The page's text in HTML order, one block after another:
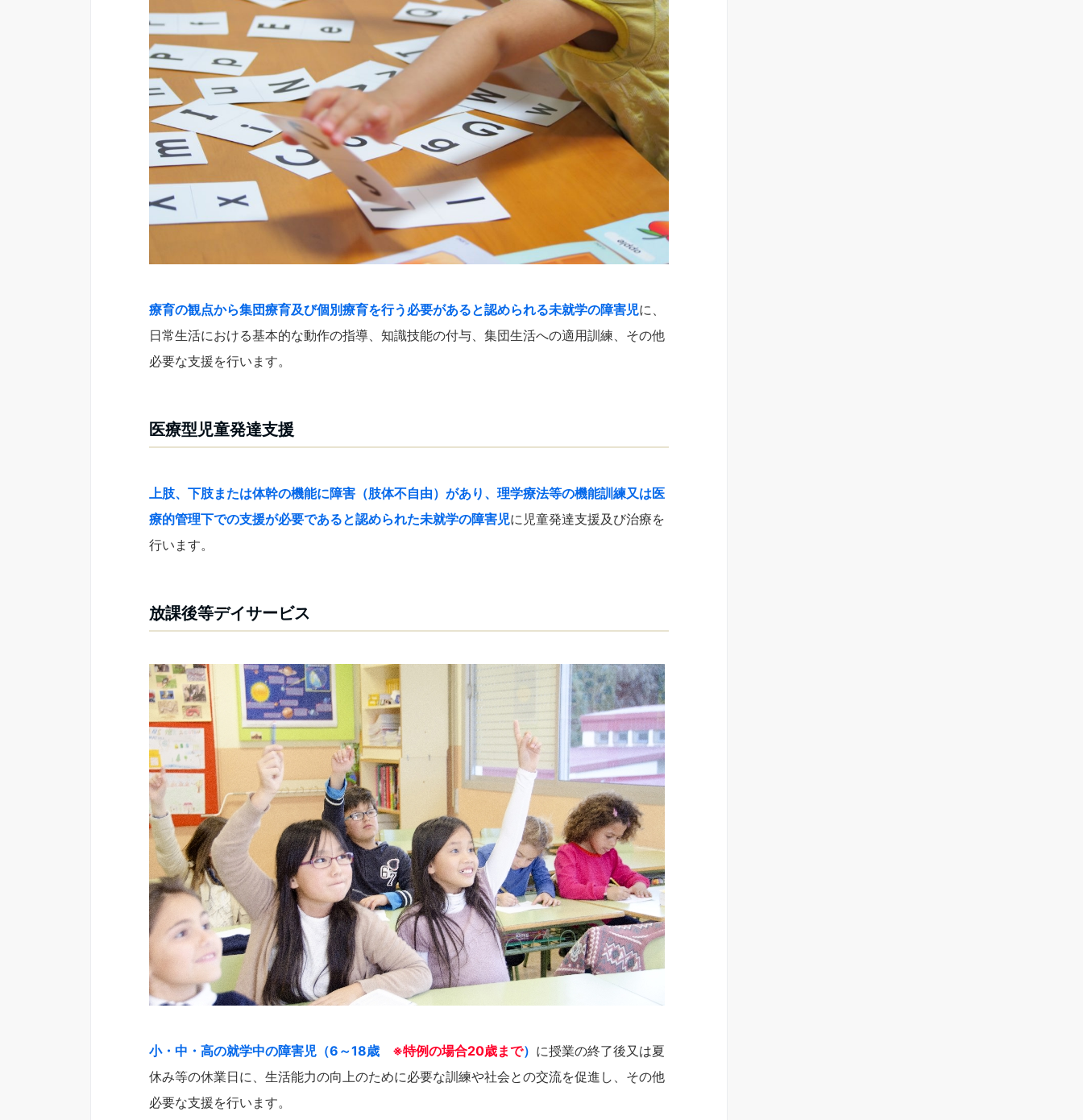
療育の観点から集団療育及び個別療育を行う必要があると認められる未就学の障害児に、
日常生活における基本的な動作の指導、知識技能の付与、集団生活への適用訓練、その他
必要な支援を行います。
医療型児童発達支援
上肢、下肢または体幹の機能に障害（肢体不自由）があり、理学療法等の機能訓練又は医
療的管理下での支援が必要であると認められた未就学の障害児に児童発達支援及び治療を
行います。
放課後等デイサービス
小・中・高の就学中の障害児（6～18歳 ※特例の場合20歳まで） に授業の終了後又は夏
休み等の休業日に、生活能力の向上のために必要な訓練や社会との交流を促進し、その他
必要な支援を行います。